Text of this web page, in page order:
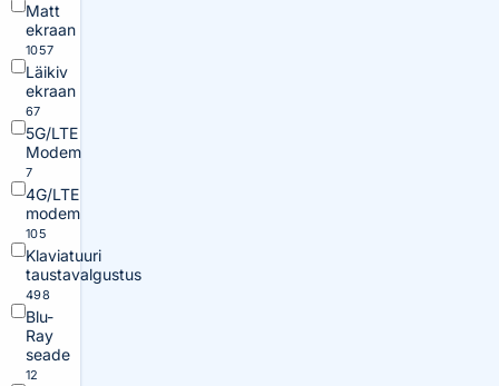
Matt
ekraan
1057
Läikiv
ekraan
67
5G/LTE
Modem
7
4G/LTE
modem
105
Klaviatuuri
taustavalgustus
498
Blu-
Ray
seade
12